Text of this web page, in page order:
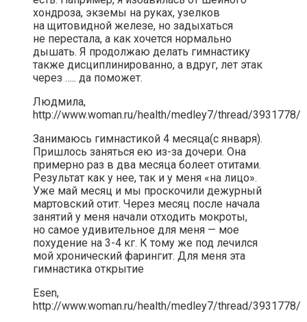
хондроза, экземы на руках, узелков
на щитовидной железе, но задыхаться
не перестала, а как хочется нормально
дышать. Я продолжаю делать гимнастику
также дисциплинированно, а вдруг, лет этак
через ….. да поможет.
Людмила,
http://www.woman.ru/health/medley7/thread/3931778/
Занимаюсь гимнастикой 4 месяца(с января).
Пришлось заняться ею из-за дочери. Она
примерно раз в два месяца болеет отитами.
Результат как у нее, так и у меня «на лицо».
Уже май месяц и мы проскочили дежурный
мартовский отит. Через месяц после начала
занятий у меня начали отходить мокроты,
но самое удивительное для меня — мое
похудение на 3-4 кг. К тому же под лечился
мой хронический фарингит. Для меня эта
гимнастика открытие
Esen,
http://www.woman.ru/health/medley7/thread/3931778/